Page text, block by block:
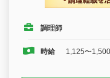
調理師
時給 1,125〜